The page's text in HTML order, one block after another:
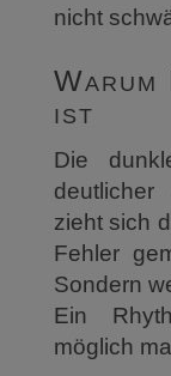
nicht
Warum
ist
Die
zieht sich
Fehler
Sondern
Ein
möglich